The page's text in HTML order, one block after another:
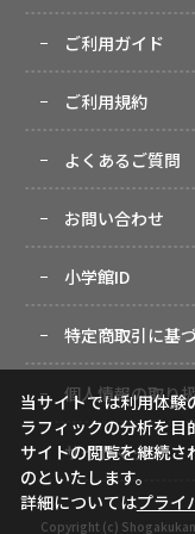
ご利用ガイド
ご利用規約
よくあるご質問
お問い合わせ
小学館ID
特定商取引に基
個人情報の取り
サイトマップ
Copyright (c)
当サイトでは利用体験
ラフィックの分析を目
サイトの閲覧を継続
のといたします。
詳細についてはプライ